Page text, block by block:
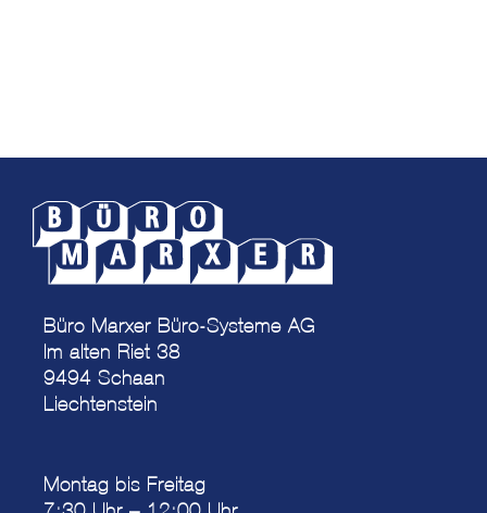
Büro Marxer Büro-Systeme AG
Im alten Riet 38
9494 Schaan
Liechtenstein
Montag bis Freitag